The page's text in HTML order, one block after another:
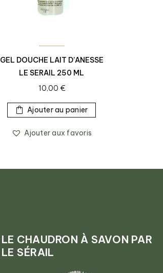
GEL DOUCHE LAIT D’ANESSE
LE SERAIL 250 ML
10,00 €
Ajouter au panier
Ajouter aux favoris
LE CHAUDRON À SAVON PAR
LE SÉRAIL